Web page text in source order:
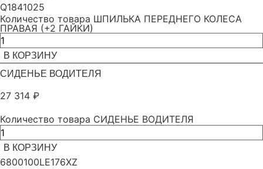
Q1841025
Количество товара ШПИЛЬКА ПЕРЕДНЕГО КОЛЕСА
ПРАВАЯ (+2 ГАЙКИ)
В КОРЗИНУ
СИДЕНЬЕ ВОДИТЕЛЯ
27 314 ₽
Количество товара СИДЕНЬЕ ВОДИТЕЛЯ
В КОРЗИНУ
6800100LE176XZ